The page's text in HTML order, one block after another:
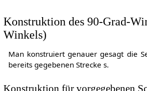
Konstruktion des 90-Grad-
Winkels)
Man konstruiert genauer gesagt die
bereits gegebenen Strecke s.
Konstruktion für vorgegebenen